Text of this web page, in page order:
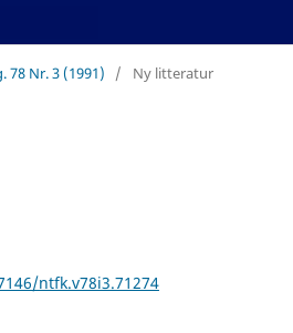
78 Nr. 3 (1991) / Ny litteratur
ntfk.v78i3.71274